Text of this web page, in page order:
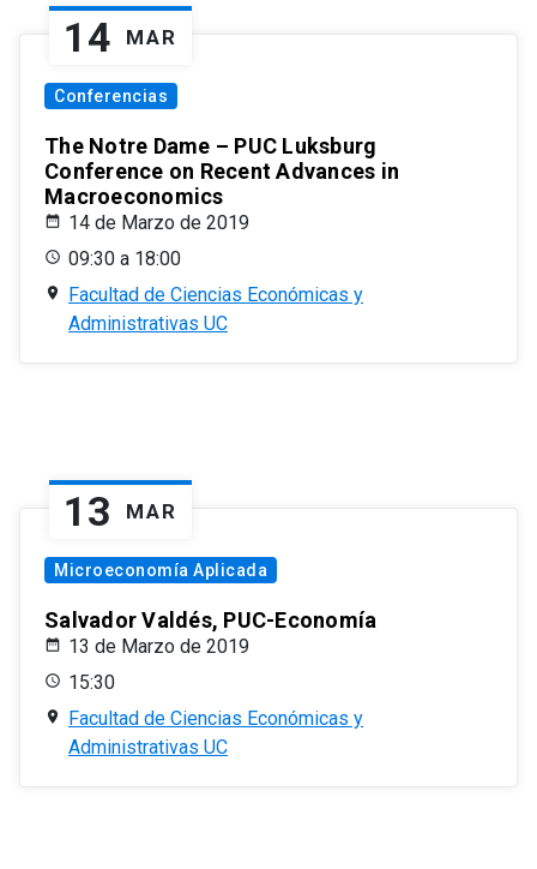
14 MAR
Conferencias
The Notre Dame – PUC Luksburg
Conference on Recent Advances in
Macroeconomics
14 de Marzo de 2019
09:30 a 18:00
Facultad de Ciencias Económicas y
Administrativas UC
13 MAR
Microeconomía Aplicada
Salvador Valdés, PUC-Economía
13 de Marzo de 2019
15:30
Facultad de Ciencias Económicas y
Administrativas UC